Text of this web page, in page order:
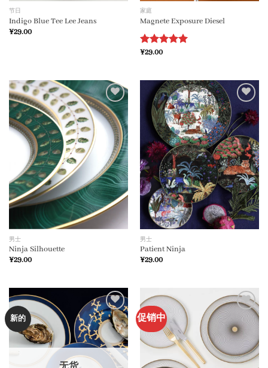
节日
Indigo Blue Tee Lee Jeans
¥29.00
家庭
Magnete Exposure Diesel
评分
¥29.00
加入
心愿
单
男士
Ninja Silhouette
¥29.00
加入
心愿
单
男士
Patient Ninja
¥29.00
新的
加入
心愿
单
促销中
加入
心愿
单